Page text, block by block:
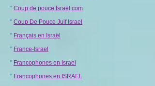
° Coup de pouce Israël.com
° Coup De Pouce Juif Israel
° Français en Israël
° France-Israel
° Francophones en Israel
° Francophones en ISRAEL